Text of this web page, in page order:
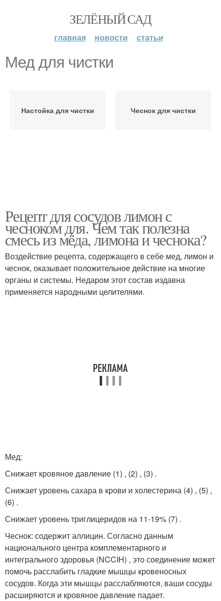
ЗЕЛЁНЫЙ САД
главная новости статьи
Мед для чистки
Настойка для чистки Чеснок для чистки
Рецепт для сосудов лимон с
чесноком для. Чем так полезна
смесь из мёда, лимона и чеснока?
Воздействие рецепта, содержащего в себе мед, лимон и
чеснок, оказывает положительное действие на многие
органы и системы. Недаром этот состав издавна
применяется народными целителями.
Мед:
Снижает кровяное давление (1) , (2) , (3) .
Снижает уровень сахара в крови и холестерина (4) , (5) ,
(6) .
Снижает уровень триглицеридов на 11-19% (7) .
Чеснок: содержит аллицин. Согласно данным
национального центра комплементарного и
интегрального здоровья (NCCIH) , это соединение может
помочь расслабить гладкие мышцы кровеносных
сосудов. Когда эти мышцы расслабляются, ваши сосуды
расширяются и кровяное давление падает.